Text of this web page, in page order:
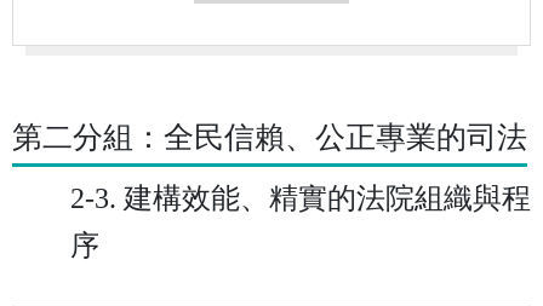
第二分組：全民信賴、公正專業的司法
2-3. 建構效能、精實的法院組織與程
序